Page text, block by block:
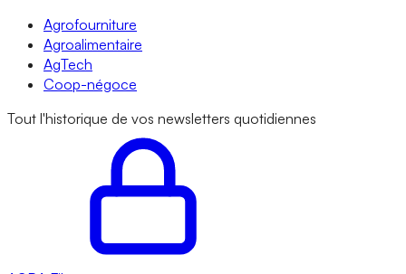
Agrofourniture
Agroalimentaire
AgTech
Coop-négoce
Tout l'historique de vos newsletters quotidiennes